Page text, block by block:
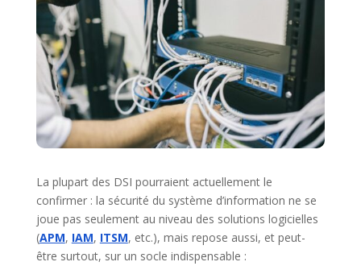
La plupart des DSI pourraient actuellement le
confirmer : la sécurité du système d’information ne se
joue pas seulement au niveau des solutions logicielles
(APM, IAM, ITSM, etc.), mais repose aussi, et peut-
être surtout, sur un socle indispensable :